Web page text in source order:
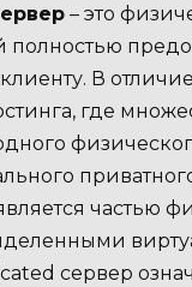
– это
полностью
В
где
частью
сервер